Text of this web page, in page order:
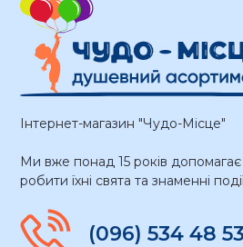
Інтернет-магазин "Чудо-Місце"
Ми вже понад 15 років допомагає
робити їхні свята та знаменні
(096) 534 48 53